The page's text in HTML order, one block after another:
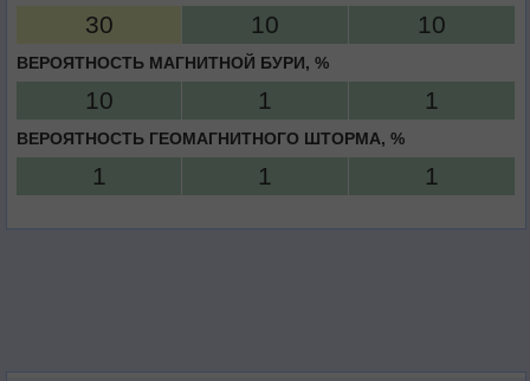
30 10 10
ВЕРОЯТНОСТЬ МАГНИТНОЙ БУРИ, %
10 1 1
ВЕРОЯТНОСТЬ ГЕОМАГНИТНОГО ШТОРМА, %
1 1 1